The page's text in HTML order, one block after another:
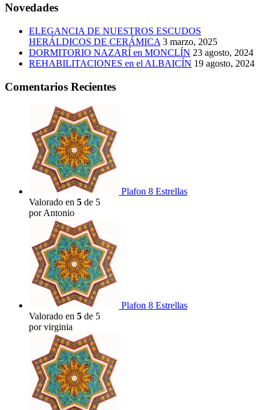
Novedades
ELEGANCIA DE NUESTROS ESCUDOS
HERÁLDICOS DE CERÁMICA 3 marzo, 2025
DORMITORIO NAZARÍ en MONCLÍN 23 agosto, 2024
REHABILITACIONES en el ALBAICÍN 19 agosto, 2024
Comentarios Recientes
Plafon 8 Estrellas
Valorado en 5 de 5
por Antonio
Plafon 8 Estrellas
Valorado en 5 de 5
por virginia